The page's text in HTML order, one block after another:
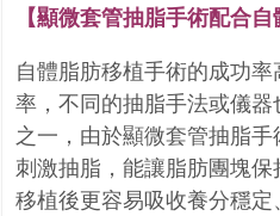
【顯微套管抽脂手術配合自
自體脂肪移植手術的成功
率，不同的抽脂手法或儀
之一，由於顯微套管抽脂
刺激抽脂，能讓脂肪團塊保
移植後更容易吸收養分穩定